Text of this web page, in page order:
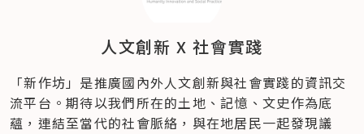
人文創新 X 社會實踐
「新作坊」是推廣國內外人文創新與社會實踐的資訊交
流平台。期待以我們所在的土地、記憶、文史作為底
蘊，連結至當代的社會脈絡，與在地居民一起發現議